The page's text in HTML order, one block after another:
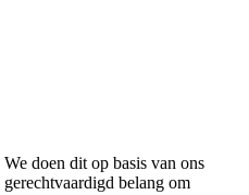
We doen dit op basis van ons
gerechtvaardigd belang om